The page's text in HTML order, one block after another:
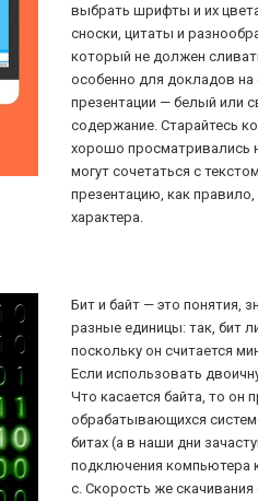
выбрать шрифты и их
сноски, цитаты и
который не должен
особенно для докладов
презентации — белый или
содержание. Старайтесь
хорошо просматривались
могут сочетаться с
презентацию, как
характера.
Бит и байт — это понятия,
разные единицы: так, бит
поскольку он считается
Если использовать
Что касается байта, то он
обрабатывающихся
битах (а в наши дни
подключения компьютера
с. Скорость же